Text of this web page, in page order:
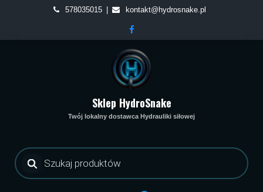
content
578035015 kontakt@hydrosnake.pl
Sklep HydroSnake
Twój lokalny dostawca Hydrauliki siłowej
Wyszukiwarka
produktów